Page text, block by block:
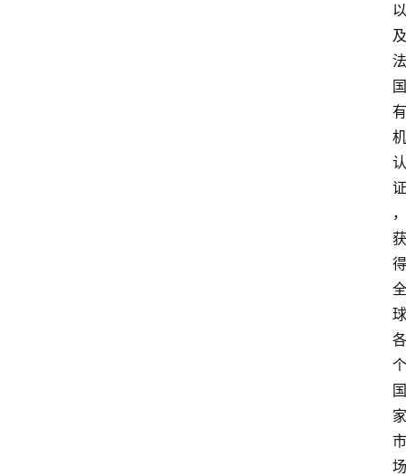
以
及
法
国
有
机
认
证
，
获
得
全
球
各
个
国
家
市
场